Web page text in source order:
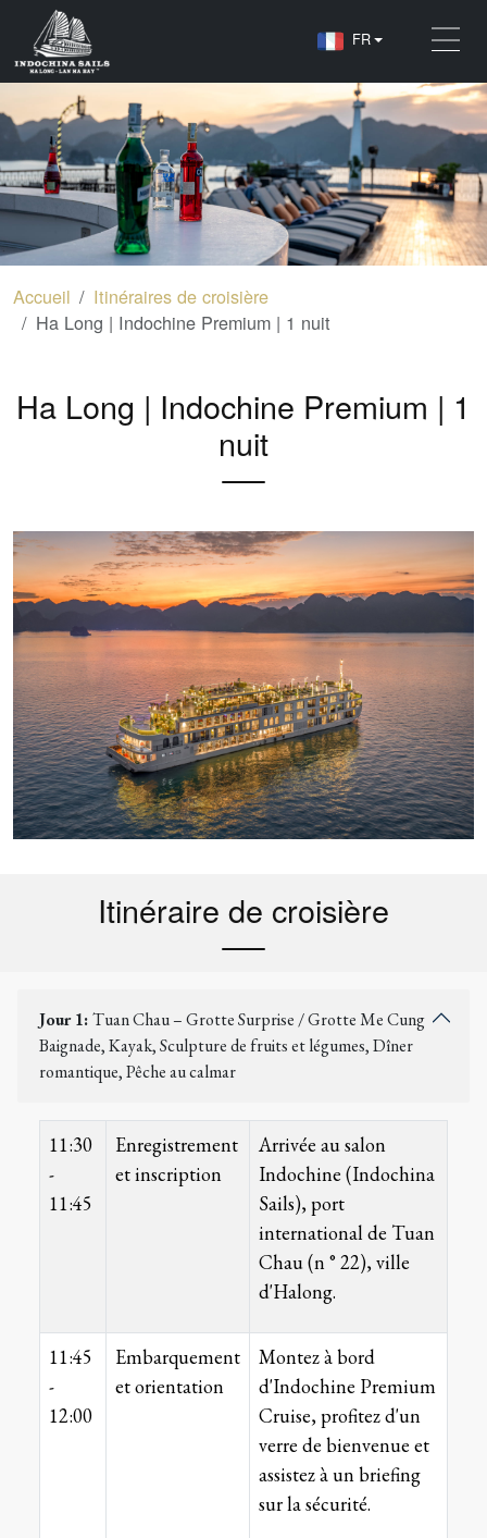
FR
Accueil
Itinéraires de croisière
Ha Long | Indochine Premium | 1 nuit
Ha Long | Indochine Premium | 1
nuit
Itinéraire de croisière
Jour 1:Tuan Chau – Grotte Surprise / Grotte Me Cung
Baignade, Kayak, Sculpture de fruits et légumes, Dîner
romantique, Pêche au calmar
11:30
-
11:45
Enregistrement
et inscription
Arrivée au salon
Indochine (Indochina
Sails), port
international de Tuan
Chau (n ° 22), ville
d'Halong.
11:45
-
12:00
Embarquement
et orientation
Montez à bord
d'Indochine Premium
Cruise, profitez d'un
verre de bienvenue et
assistez à un briefing
sur la sécurité.